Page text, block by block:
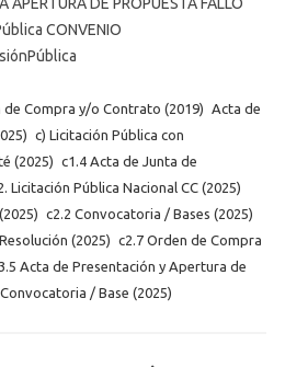
CONVENIO
de Compra y/o Contrato (2019)
Acta de
c) Licitación Pública con
(2025) c1.4 Acta de Junta de
Licitación Pública Nacional CC (2025)
c2.2 Convocatoria / Bases (2025)
(2025) c2.7 Orden de Compra
Acta de Presentación y Apertura de
Convocatoria / Base (2025)